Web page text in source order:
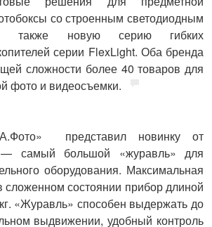
со строенным светодиодным
также новую серию гибких
серии FlexLight. Оба бренда
сложности более 40 товаров для
фото и видеосъемки.
представил новинку от
самый большой «журавль» для
оборудования. Максимальная
состоянии прибор длиной
«Журавль» способен выдержать до
выдвижении, удобный контроль